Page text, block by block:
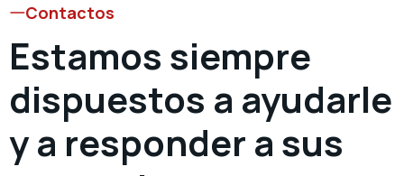
Contactos
Estamos siempre
dispuestos a ayudarle
y a responder a sus